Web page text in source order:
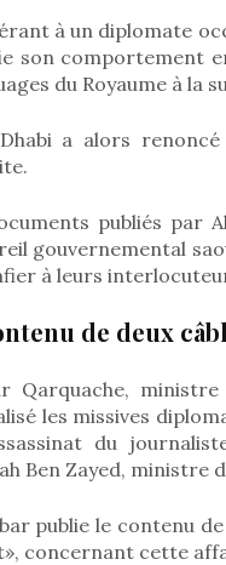
à un diplomate
son comportement
du Royaume à la
a alors
publiés par
gouvernemental
à leurs
de deux
Qarquache,
les missives
du
Ben Zayed, ministre
publie le contenu
concernant cette